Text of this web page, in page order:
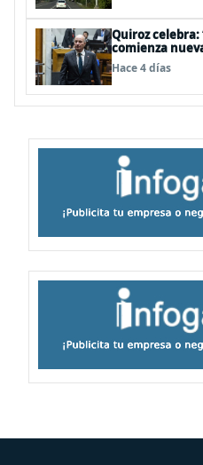
Quiroz celebra:
comienza
Hace 4 días